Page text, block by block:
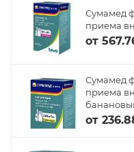
Сумамед
приема
от
Сумамед
приема
от